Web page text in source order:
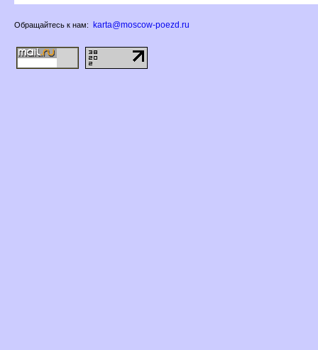
Обращайтесь к нам: karta@moscow-poezd.ru